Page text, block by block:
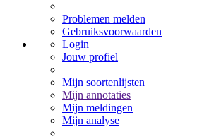
Problemen melden
Gebruiksvoorwaarden
Login
Jouw profiel
Mijn soortenlijsten
Mijn annotaties
Mijn meldingen
Mijn analyse